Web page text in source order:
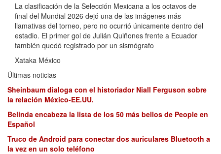
La clasificación de la Selección Mexicana a los octavos de
final del Mundial 2026 dejó una de las imágenes más
llamativas del torneo, pero no ocurrió únicamente dentro del
estadio. El primer gol de Julián Quiñones frente a Ecuador
también quedó registrado por un sismógrafo
Xataka México
Últimas noticias
Sheinbaum dialoga con el historiador Niall Ferguson sobre
la relación México-EE.UU.
Belinda encabeza la lista de los 50 más bellos de People en
Español
Truco de Android para conectar dos auriculares Bluetooth a
la vez en un solo teléfono